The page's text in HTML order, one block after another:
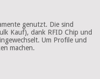
genutzt. Die sind
Kauf), dank RFID Chip und
Um Profile und
machen.